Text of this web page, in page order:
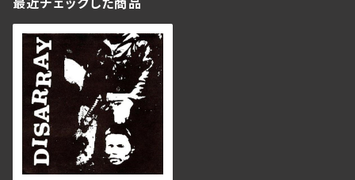
最近チェックした商品